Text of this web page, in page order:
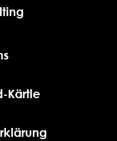
Kärtle